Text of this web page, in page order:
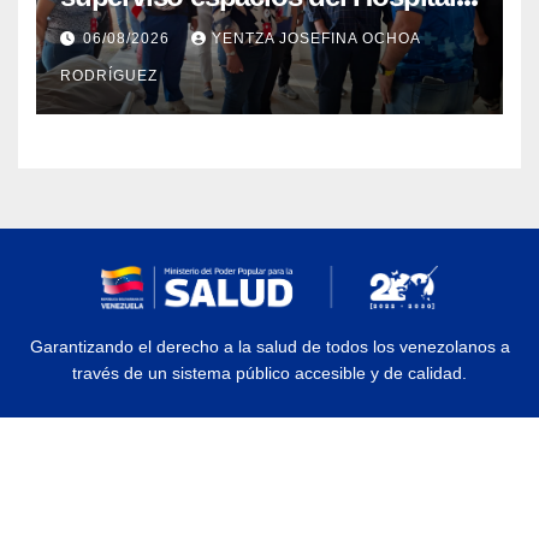
Dermatológico Dr. Martín Vegas
en La Guaira
06/08/2026 YENTZA JOSEFINA OCHOA
RODRÍGUEZ
Garantizando el derecho a la salud de todos los venezolanos a
través de un sistema público accesible y de calidad.